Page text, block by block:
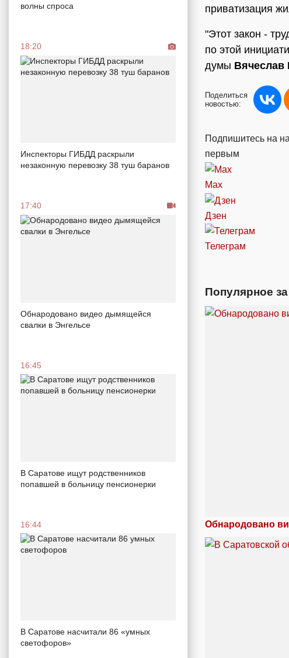
волны спроса
18:20
Инспекторы ГИБДД раскрыли
незаконную перевозку 38 туш баранов
17:40
Обнародовано видео дымящейся
свалки в Энгельсе
16:45
В Саратове ищут родственников
попавшей в больницу пенсионерки
16:44
В Саратове насчитали 86 «умных
светофоров»
приватизация
"Этот закон -
по этой
думы Вячеслав
Поделиться
новостью:
Подпишитесь на
первым
Max
Дзен
Телеграм
Популярное
Обнародовано